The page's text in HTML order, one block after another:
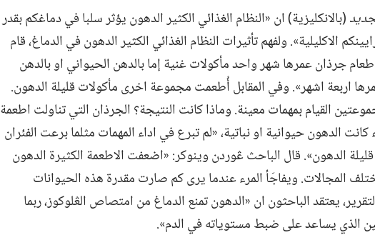
‏(‏بالانكليزية)‏ ان «النظام الغذائي الكثير الدهون يؤثر سلبا في دماغكم بقدر
الاكليلية».‏ ولفهم تأثيرات النظام الغذائي الكثير الدهون في الدماغ،‏ قام
جرذان عمرها شهر واحد مأكولات غنية إما بالدهن الحيواني او بالدهن
اربعة اشهر».‏ وفي المقابل أُطعمت مجموعة اخرى مأكولات قليلة الدهون.‏
القيام بمهمات معينة.‏ وماذا كانت النتيجة؟‏ الجرذان التي تناولت اطعمة
الدهون حيوانية او نباتية،‏ «لم تبرع في اداء المهمات مثلما برعت الفئران
الدهون».‏ قال الباحث ڠوردن وينوكر:‏ «اضعفت الاطعمة الكثيرة الدهون
المجالات.‏ ويفاجَأ المرء عندما يرى كم صارت مقدرة هذه الحيوانات
يعتقد الباحثون ان «الدهون تمنع الدماغ من امتصاص الڠلوكوز،‏ ربما
الذي يساعد على ضبط مستوياته في الدم».‏